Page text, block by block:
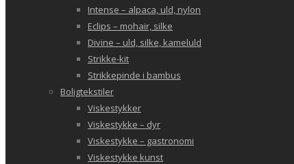
Intense – alpaca, uld, nylon
Eclips – mohair, silke
Divine – uld, silke, kameluld
Strikke-kit
Strikkepinde i bambus
Boligtekstiler
Viskestykker
Viskestykke – dyr
Viskestykke – gastronomi
Viskestykke kunst